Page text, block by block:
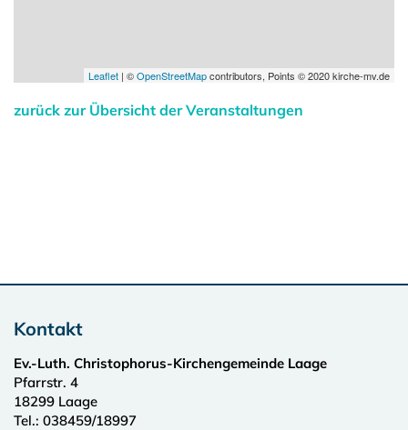
Leaflet | ©OpenStreetMapcontributors, Points © 2020 kirche-mv.de
zurück zur Übersicht der Veranstaltungen
Kontakt
Ev.-Luth. Christophorus-Kirchengemeinde Laage
Pfarrstr. 4
18299 Laage
Tel.: 038459/18997